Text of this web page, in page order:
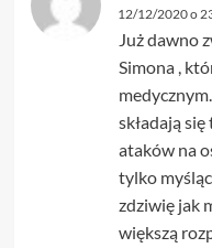
12/12/2020 o
Już dawno
Simona ,
składają
ataków na
tylko
zdziwię jak
większą